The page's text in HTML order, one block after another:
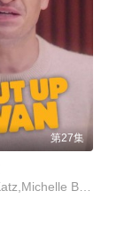
第27集
Evan Ross Katz,Michelle Buteau,Rachel Bloom